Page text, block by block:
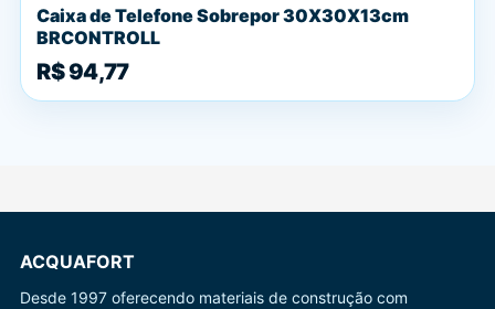
Caixa de Telefone Sobrepor 30X30X13cm
BRCONTROLL
R$ 94,77
ACQUAFORT
Desde 1997 oferecendo materiais de construção com